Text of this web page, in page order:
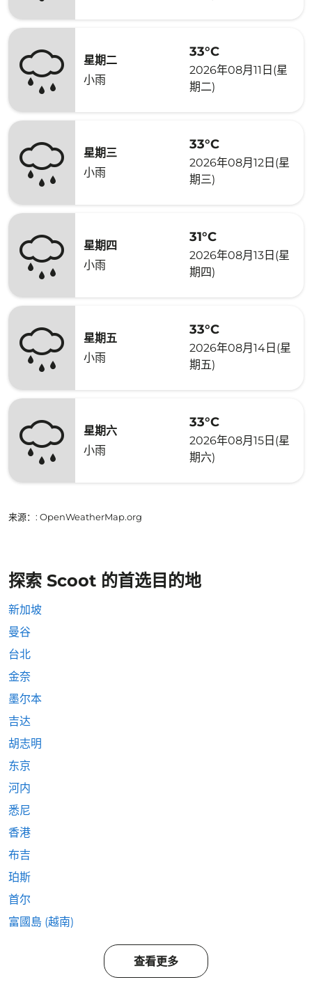
星期二
小雨
33°C
2026年08月11日(星
期二)
星期三
小雨
33°C
2026年08月12日(星
期三)
星期四
小雨
31°C
2026年08月13日(星
期四)
星期五
小雨
33°C
2026年08月14日(星
期五)
星期六
小雨
33°C
2026年08月15日(星
期六)
来源： : OpenWeatherMap.org
探索 Scoot 的首选目的地
新加坡
曼谷
台北
金奈
墨尔本
吉达
胡志明
东京
河内
悉尼
香港
布吉
珀斯
首尔
富國島 (越南)
查看更多